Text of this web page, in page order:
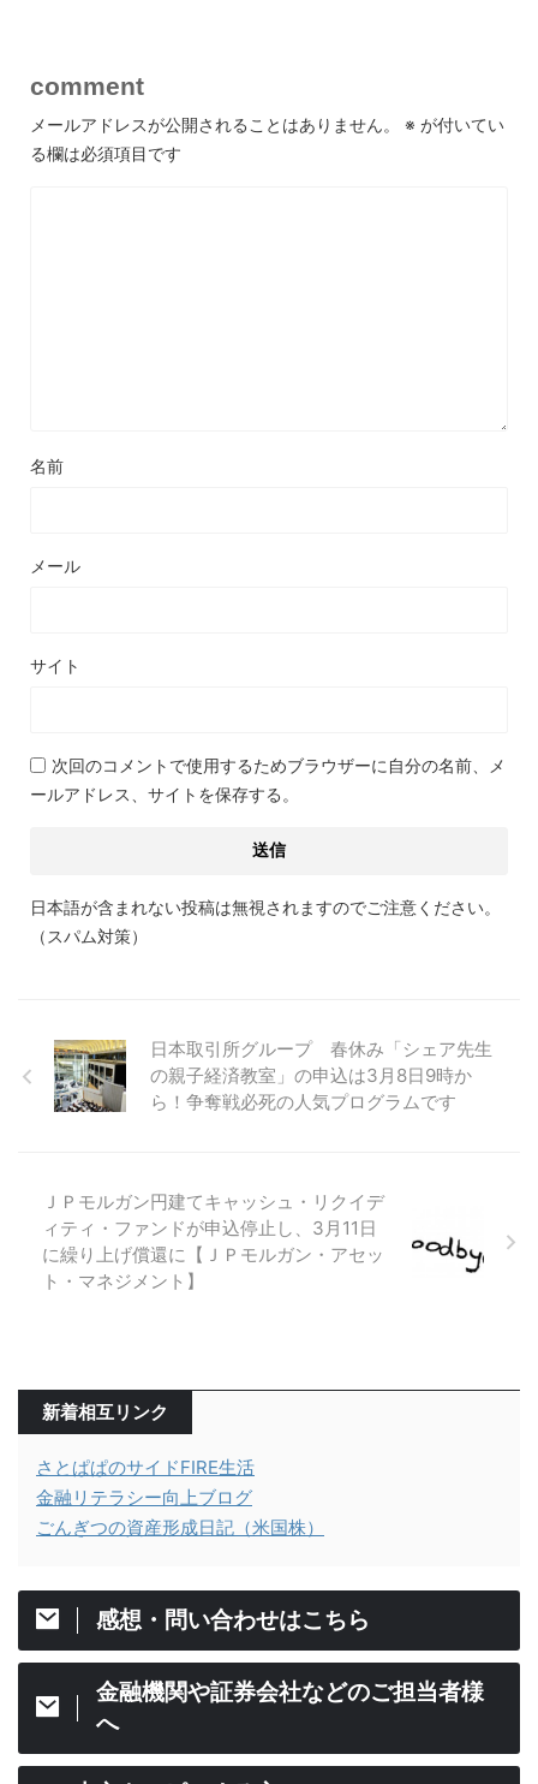
comment
メールアドレスが公開されることはありません。 ※ が付いてい
る欄は必須項目です
名前
メール
サイト
次回のコメントで使用するためブラウザーに自分の名前、メ
ールアドレス、サイトを保存する。
日本語が含まれない投稿は無視されますのでご注意ください。
（スパム対策）
日本取引所グループ 春休み「シェア先生
の親子経済教室」の申込は3月8日9時か
ら！争奪戦必死の人気プログラムです
ＪＰモルガン円建てキャッシュ・リクイデ
ィティ・ファンドが申込停止し、3月11日
に繰り上げ償還に【ＪＰモルガン・アセッ
ト・マネジメント】
新着相互リンク
さとぱぱのサイドFIRE生活
金融リテラシー向上ブログ
ごんぎつの資産形成日記（米国株）
感想・問い合わせはこちら
金融機関や証券会社などのご担当者様
へ